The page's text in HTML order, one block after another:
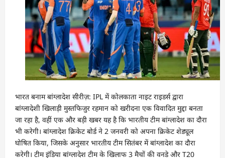
भारत बनाम बांग्लादेश सीरीज़: IPL में कोलकाता नाइट राइडर्स द्वारा
बांग्लादेशी खिलाड़ी मुस्तफिजुर रहमान को खरीदना एक विवादित मुद्दा बनता
जा रहा है, वहीं एक और बड़ी खबर यह है कि भारतीय टीम बांग्लादेश का दौरा
भी करेगी। बांग्लादेश क्रिकेट बोर्ड ने 2 जनवरी को अपना क्रिकेट शेड्यूल
घोषित किया, जिसके अनुसार भारतीय टीम सितंबर में बांग्लादेश का दौरा
करेगी। टीम इंडिया बांग्लादेश टीम के खिलाफ 3 मैचों की वनडे और T20